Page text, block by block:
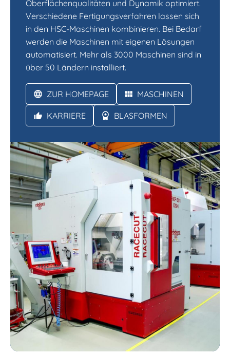
Oberflächenqualitäten und Dynamik optimiert.
Verschiedene Fertigungsverfahren lassen sich
in den HSC-Maschinen kombinieren. Bei Bedarf
werden die Maschinen mit eigenen Lösungen
automatisiert. Mehr als 3000 Maschinen sind in
über 50 Ländern installiert.
ZUR HOMEPAGE MASCHINEN
KARRIERE BLASFORMEN